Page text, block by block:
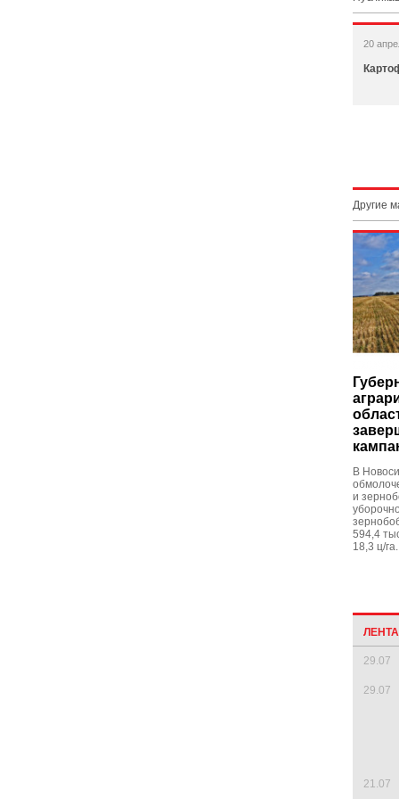
20
Другие
В
и
594,4
18,3 ц/га.
29.07
29.07
21.07